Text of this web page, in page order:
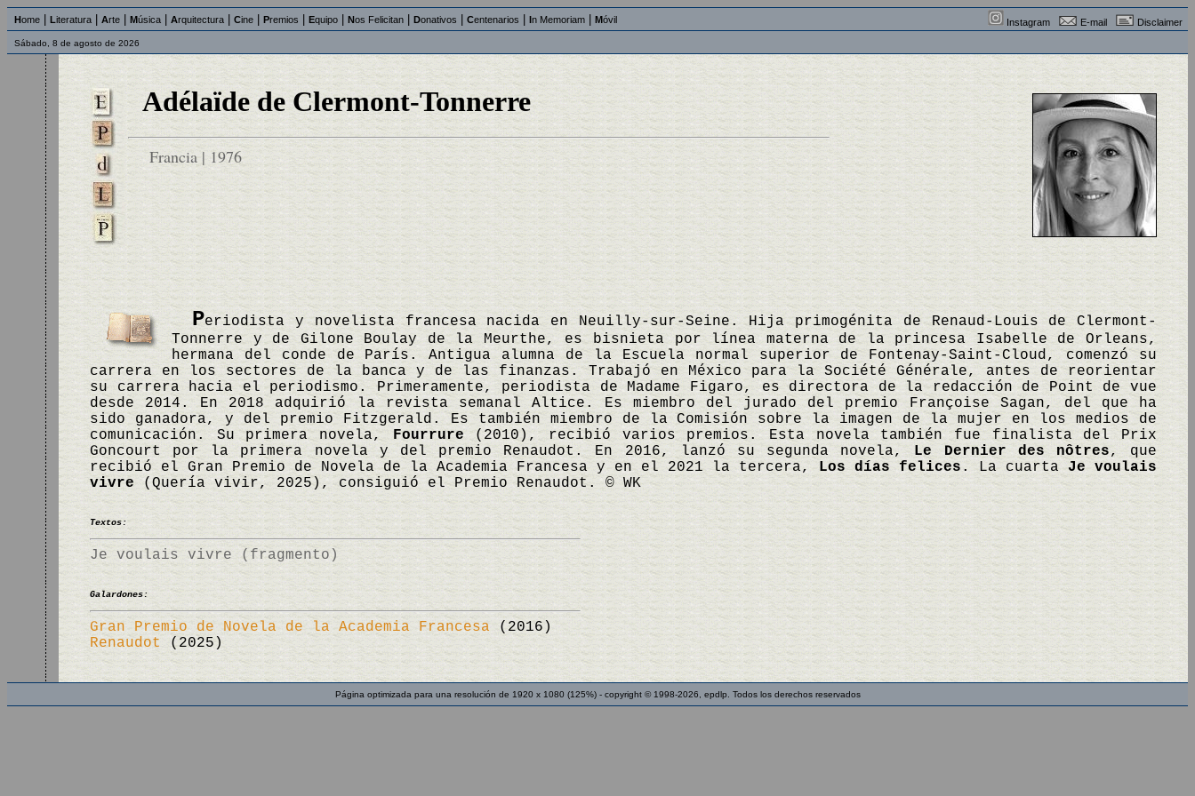
Home Literatura Arte Música Arquitectura Cine Premios Equipo Nos Felicitan Donativos Centenarios In Memoriam Móvil Instagram E-mail Disclaimer
Sábado, 8 de agosto de 2026
Adélaïde de Clermont-Tonnerre
Francia | 1976
Periodista y novelista francesa nacida en Neuilly-sur-Seine. Hija primogénita de Renaud-Louis de Clermont-
Tonnerre y de Gilone Boulay de la Meurthe, es bisnieta por línea materna de la princesa Isabelle de Orleans,
hermana del conde de París. Antigua alumna de la Escuela normal superior de Fontenay-Saint-Cloud, comenzó su
carrera en los sectores de la banca y de las finanzas. Trabajó en México para la Société Générale, antes de reorientar
su carrera hacia el periodismo. Primeramente, periodista de Madame Figaro, es directora de la redacción de Point de vue
desde 2014. En 2018 adquirió la revista semanal Altice. Es miembro del jurado del premio Françoise Sagan, del que ha
sido ganadora, y del premio Fitzgerald. Es también miembro de la Comisión sobre la imagen de la mujer en los medios de
comunicación. Su primera novela, Fourrure (2010), recibió varios premios. Esta novela también fue finalista del Prix
Goncourt por la primera novela y del premio Renaudot. En 2016, lanzó su segunda novela, Le Dernier des nôtres, que
recibió el Gran Premio de Novela de la Academia Francesa y en el 2021 la tercera, Los días felices . La cuartaJe voulais
vivre (Quería vivir, 2025), consiguió el Premio Renaudot. © WK
Textos:
Je voulais vivre (fragmento)
Galardones:
Gran Premio de Novela de la Academia Francesa (2016)
Renaudot
(2025)
Página optimizada para una resolución de 1920 x 1080 (125%) - copyright © 1998-2026, epdlp. Todos los derechos reservados